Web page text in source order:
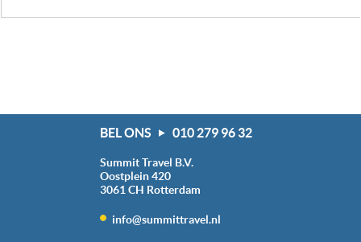
BEL ONS 010 279 96 32
Summit Travel B.V.
Oostplein 420
3061 CH Rotterdam
info@summittravel.nl